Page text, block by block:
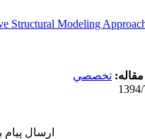
Structural Modeling
تخصصي
ارسال